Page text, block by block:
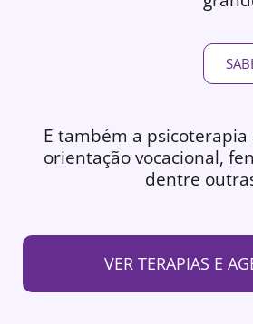
E também a psicoterapia
orientação vocacional,
dentre
VER TERAPIAS E